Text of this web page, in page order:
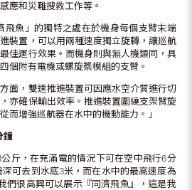
應和災難搜救工作等。
飛魚」的獨特之處在於機身每個支臂末端
裝置，可以用兩種速度獨立旋轉，讓巡航
佳運行效果。而機身則與無人機類同，具
個附有電機或螺旋槳模組的支臂。
面，雙速推進裝置可因應水空介質進行切
亦確保輸出效率。推進裝置圍繞支架臂旋
而增強巡航器在水中的機動能力。」
鐘
斤，在充滿電的情況下可在空中飛行6分
可去到水底3米，而在水中的最高速度為
們很高興可以展示『同濟飛魚』，這是我